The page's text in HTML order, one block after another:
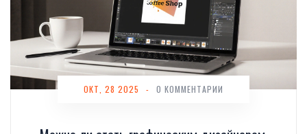
ОКТ, 28 2025 - 0 КОММЕНТАРИИ